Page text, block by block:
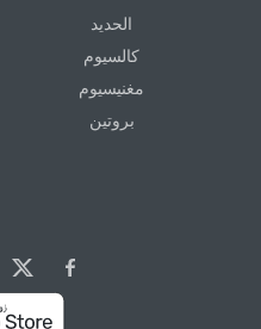
الحديد
كالسيوم
مغنيسيوم
بروتين